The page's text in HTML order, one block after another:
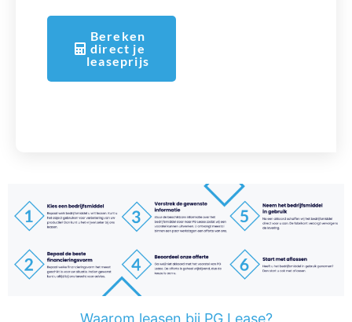
Bereken
direct je
leaseprijs
Waarom leasen bij PG Lease?